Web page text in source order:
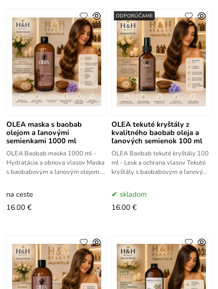
OLEA maska s baobab
olejom a ľanovými
semienkami 1000 ml
OLEA Baobab maska 1000 ml -
Hydratácia a obnova vlasov Maska
s baobabovým a ľanovým olejom.
regeneruje suché, oslabené a
krehké
na ceste
16.00 €
OLEA tekuté kryštály z
kvalitného baobab oleja a
ľanových semienok 100 ml
OLEA Baobab tekuté kryštály 100
ml - Lesk a ochrana vlasov Tekuté
kryštály s baobabovým a ľanovým
chránia vlasy pred
ODPORÚČAME
skladom
16.00 €